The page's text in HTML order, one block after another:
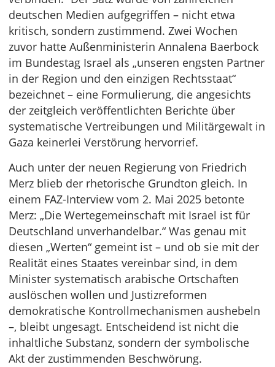
deutschen Medien aufgegriffen – nicht etwa
kritisch, sondern zustimmend. Zwei Wochen
zuvor hatte Außenministerin Annalena Baerbock
im Bundestag Israel als „unseren engsten Partner
in der Region und den einzigen Rechtsstaat“
bezeichnet – eine Formulierung, die angesichts
der zeitgleich veröffentlichten Berichte über
systematische Vertreibungen und Militärgewalt in
Gaza keinerlei Verstörung hervorrief.
Auch unter der neuen Regierung von Friedrich
Merz blieb der rhetorische Grundton gleich. In
einem FAZ-Interview vom 2. Mai 2025 betonte
Merz: „Die Wertegemeinschaft mit Israel ist für
Deutschland unverhandelbar.“ Was genau mit
diesen „Werten“ gemeint ist – und ob sie mit der
Realität eines Staates vereinbar sind, in dem
Minister systematisch arabische Ortschaften
auslöschen wollen und Justizreformen
demokratische Kontrollmechanismen aushebeln
–, bleibt ungesagt. Entscheidend ist nicht die
inhaltliche Substanz, sondern der symbolische
Akt der zustimmenden Beschwörung.